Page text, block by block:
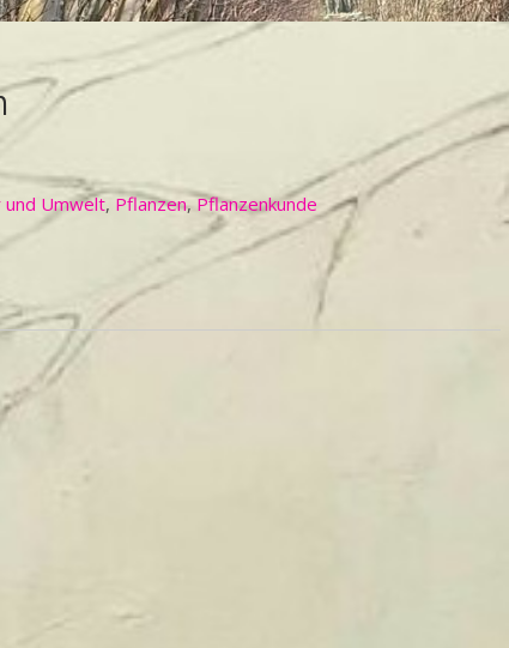
und Umwelt, Pflanzen,Pflanzenkunde